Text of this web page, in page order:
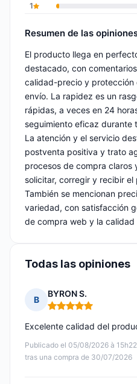
1
Resumen de las
El producto llega en
destacado, con
calidad-precio y protección
envío. La rapidez es un
rápidas, a veces en 24
seguimiento eficaz durante
La atención y el servicio
postventa positiva y trato
procesos de compra claros
solicitar, corregir y recibir
También se mencionan
variedad, con satisfacción
de compra web y la
Todas las opiniones
B
BYRON S.
Nota: 5 de 5
Publicado el 05/08/2026 à 15h22
tras una compra de 30/07/2026
Excelente calidad del